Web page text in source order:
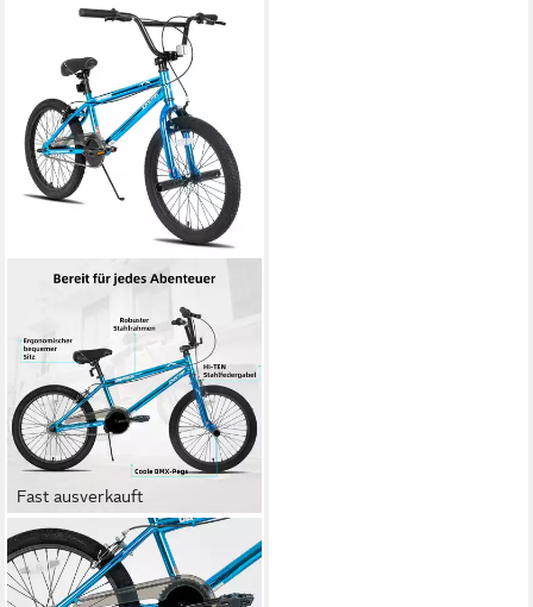
Fast ausverkauft
HILAND
BMX-Rad BMX 20/24 Zoll
Kinderfahrrad, Stahlrahmen,